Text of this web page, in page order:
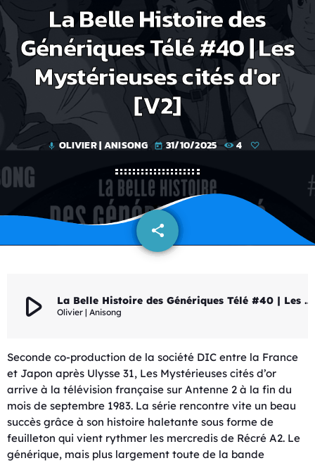
La Belle Histoire des
Génériques Télé #40 | Les
Mystérieuses cités d'or
[V2]
mic OLIVIER | ANISONG today 31/10/2025 4
share
email
play_arrow La Belle Histoire des Génériques Télé #40 | Les Mystérieuses cités d'or [V2]
Olivier | Anisong
Seconde co-production de la société DIC entre la France
et Japon après Ulysse 31, Les Mystérieuses cités d’or
arrive à la télévision française sur Antenne 2 à la fin du
mois de septembre 1983. La série rencontre vite un beau
succès grâce à son histoire haletante sous forme de
feuilleton qui vient rythmer les mercredis de Récré A2. Le
générique, mais plus largement toute de la bande